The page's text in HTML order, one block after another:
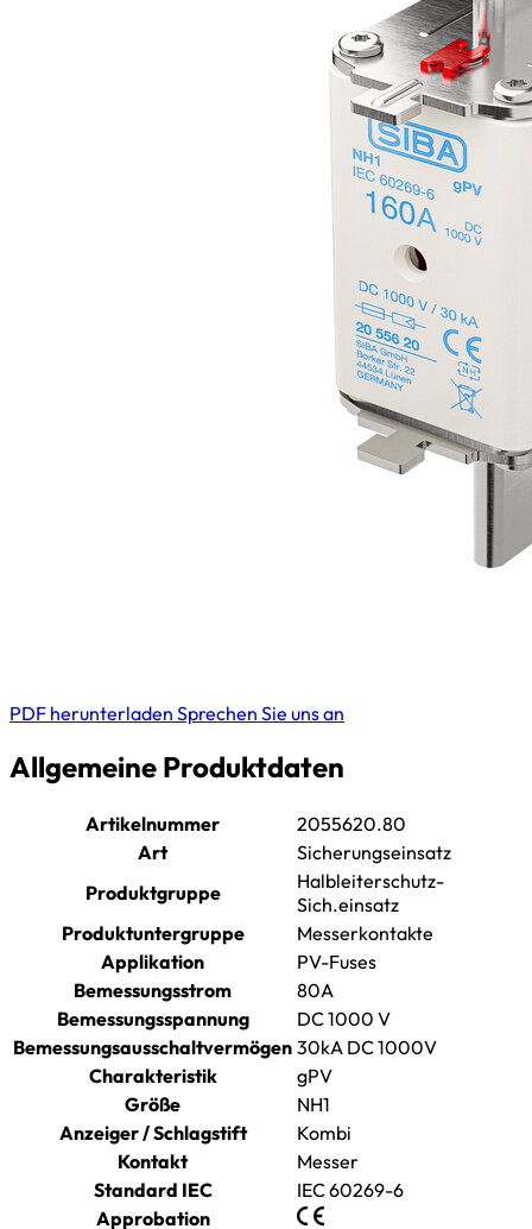
PDF herunterladen Sprechen Sie uns an
Allgemeine Produktdaten
Artikelnummer
2055620.80
Art
Sicherungseinsatz
Produktgruppe
Halbleiterschutz-
Sich.einsatz
Produktuntergruppe
Messerkontakte
Applikation
PV-Fuses
Bemessungsstrom
80A
Bemessungsspannung
DC 1000 V
Bemessungsausschaltvermögen 30kA DC 1000V
Charakteristik
gPV
Größe
NH1
Anzeiger / Schlagstift
Kombi
Kontakt
Messer
Standard IEC
IEC 60269-6
Approbation